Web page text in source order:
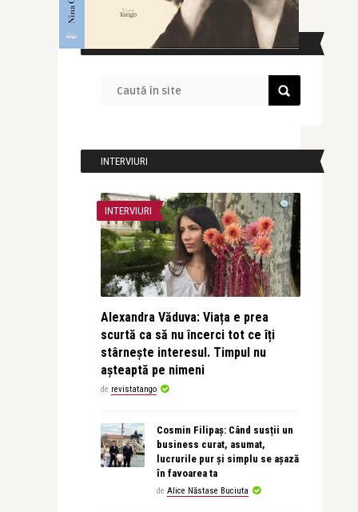
CAUTĂ ÎN SITE
INTERVIURI
INTERVIURI
Alexandra Văduva: Viața e prea
scurtă ca să nu încerci tot ce îți
stârnește interesul. Timpul nu
așteaptă pe nimeni
de revistatango
Cosmin Filipaș: Când susții un
business curat, asumat,
lucrurile pur și simplu se așază
în favoarea ta
de Alice Năstase Buciuta